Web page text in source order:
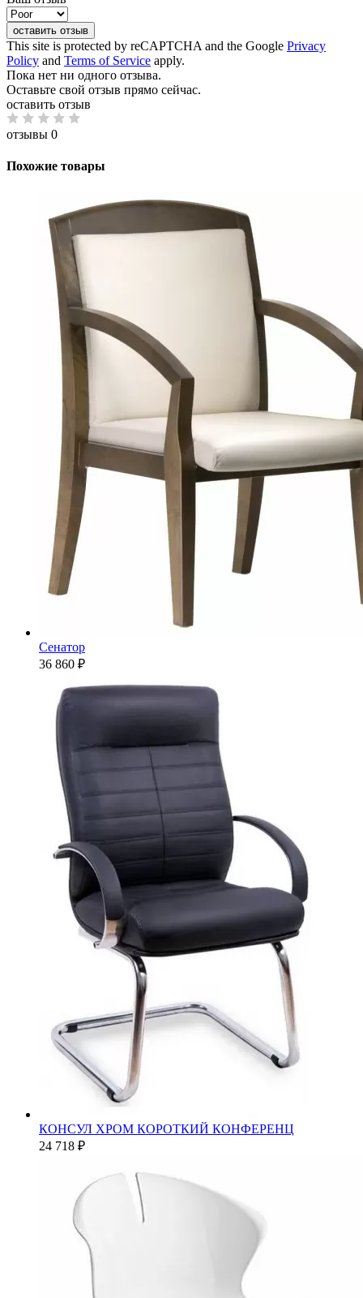
оставить отзыв
This site is protected by reCAPTCHA and the Google Privacy
Policy and Terms of Service apply.
Пока нет ни одного отзыва.
Оставьте свой отзыв прямо сейчас.
оставить отзыв
отзывы 0
Похожие товары
Сенатор
36 860 ₽
КОНСУЛ ХРОМ КОРОТКИЙ КОНФЕРЕНЦ
24 718 ₽